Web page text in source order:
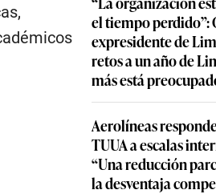
el tiempo perdido”:
expresidente de
retos a un año de
más está
Aerolíneas
TUUA a escalas
“Una reducción
la desventaja